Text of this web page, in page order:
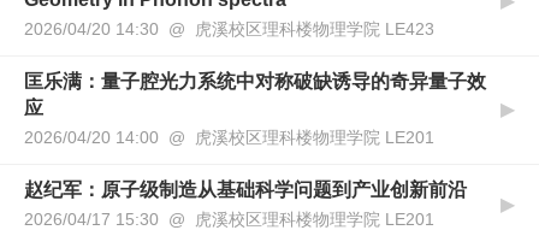
2026/04/20 14:30 @ 虎溪校区理科楼物理学院 LE423
匡乐满：量子腔光力系统中对称破缺诱导的奇异量子效
应
2026/04/20 14:00 @ 虎溪校区理科楼物理学院 LE201
▶
赵纪军：原子级制造从基础科学问题到产业创新前沿
2026/04/17 15:30 @ 虎溪校区理科楼物理学院 LE201
▶